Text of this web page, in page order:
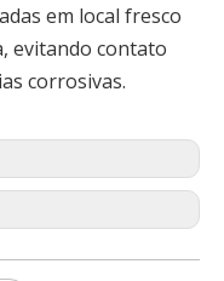
em local fresco
evitando contato
corrosivas.